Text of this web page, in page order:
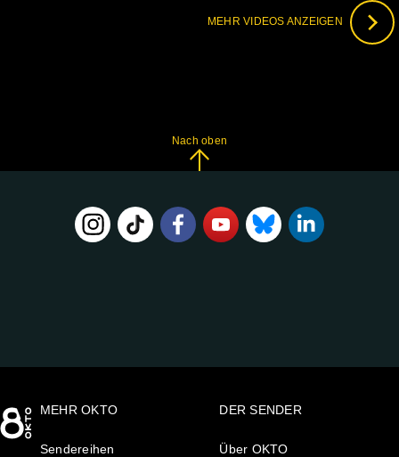
MEHR VIDEOS ANZEIGEN
Nach oben
MEHR OKTO
Sendereihen
DER SENDER
Über OKTO